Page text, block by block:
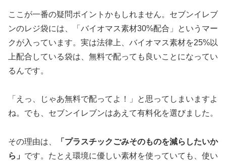
ここが一番の疑問ポイントかもしれません。セブンイレブ
ンのレジ袋には、「バイオマス素材30%配合」というマー
クが入っています。実は法律上、バイオマス素材を25%以
上配合している袋は、無料で配っても良いことになってい
るんです。
「えっ、じゃあ無料で配ってよ！」と思ってしまいますよ
ね。でも、セブンイレブンはあえて有料化を選びました。
その理由は、
「プラスチックごみそのものを減らしたいか
ら」 です。たとえ環境に優しい素材を使っていても、使い